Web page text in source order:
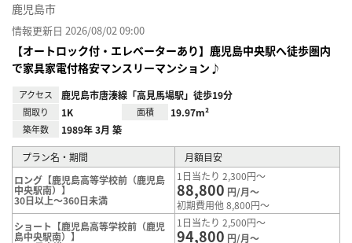
鹿児島市
情報更新日 2026/08/02 09:00
【オートロック付・エレベーターあり】鹿児島中央駅へ徒歩圏内
で家具家電付格安マンスリーマンション♪
アクセス 鹿児島市唐湊線「高見馬場駅」徒歩19分
間取り 1K 面積 19.97m²
築年数 1989年 3月 築
プラン名・期間
月額目安
ロング【鹿児島高等学校前（鹿児島
中央駅南）】
30日以上～360日未満
1日当たり 2,300円～
88,800 円/月～
初期費用他 8,800円～
ショート【鹿児島高等学校前（鹿児
島中央駅南）】
1日当たり 2,500円～
94,800 円/月～